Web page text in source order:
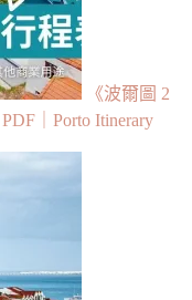
《波爾圖 2
｜Porto Itinerary